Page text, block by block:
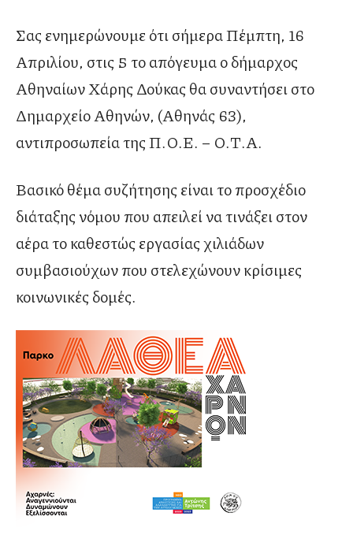
Σας ενημερώνουμε ότι σήμερα Πέμπτη, 16
Απριλίου, στις 5 το απόγευμα ο δήμαρχος
Αθηναίων Χάρης Δούκας θα συναντήσει στο
Δημαρχείο Αθηνών, (Αθηνάς 63),
αντιπροσωπεία της Π.Ο.Ε. – Ο.Τ.Α.
Βασικό θέμα συζήτησης είναι το προσχέδιο
διάταξης νόμου που απειλεί να τινάξει στον
αέρα το καθεστώς εργασίας χιλιάδων
συμβασιούχων που στελεχώνουν κρίσιμες
κοινωνικές δομές.